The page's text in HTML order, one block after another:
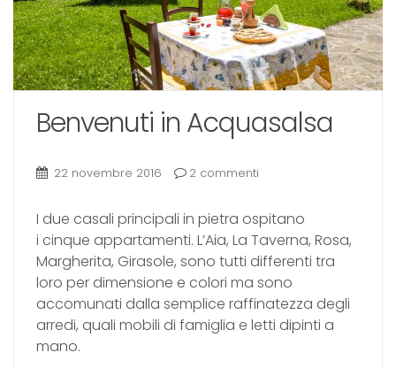
Benvenuti in Acquasalsa
22 novembre 2016 2 commenti
I due casali principali in pietra ospitano
i cinque appartamenti. L’Aia, La Taverna, Rosa,
Margherita, Girasole, sono tutti differenti tra
loro per dimensione e colori ma sono
accomunati dalla semplice raffinatezza degli
arredi, quali mobili di famiglia e letti dipinti a
mano.